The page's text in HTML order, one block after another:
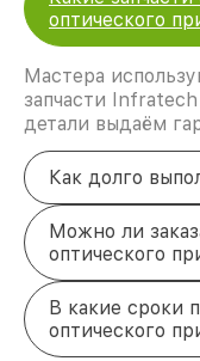
оптического
Мастера
запчасти
детали выдаём
Как долго
Можно ли
оптического
В какие сроки
оптического